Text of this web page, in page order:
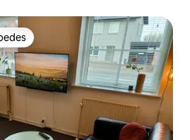
entre huéspedes